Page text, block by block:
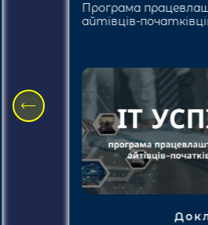
Програма
айтівців-